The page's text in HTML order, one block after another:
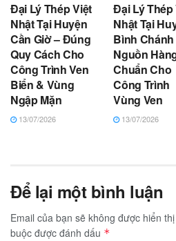
Đại Lý Thép Việt
Nhật Tại Huyện
Cần Giờ – Đúng
Quy Cách Cho
Công Trình Ven
Biển & Vùng
Ngập Mặn
13/07/2026
Đại Lý Thép
Nhật Tại
Bình Chánh
Nguồn
Chuẩn Cho
Công Trình
Vùng Ven
13/07/2026
Để lại một bình luận
Email của bạn sẽ không được hiển
buộc được đánh dấu *